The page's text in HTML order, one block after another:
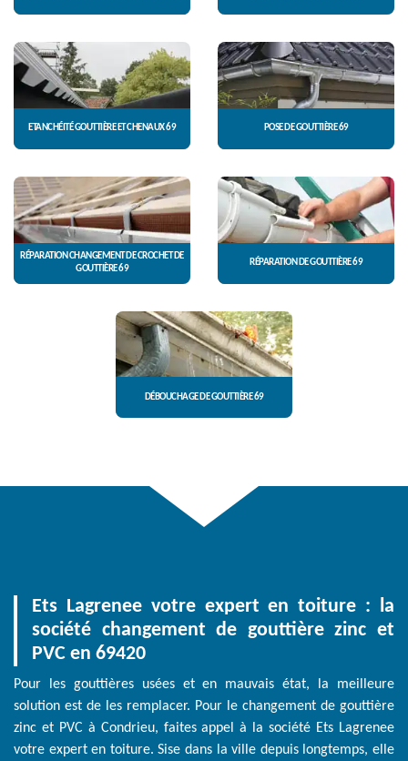
ETANCHÉITÉ GOUTTIÈRE ET CHENAUX 69 POSE DE GOUTTIÈRE 69
RÉPARATION CHANGEMENT DE CROCHET DE
GOUTTIÈRE 69
RÉPARATION DE GOUTTIÈRE 69
DÉBOUCHAGE DE GOUTTIÈRE 69
Ets Lagrenee votre expert en toiture : la
société changement de gouttière zinc et
PVC en 69420
Pour les gouttières usées et en mauvais état, la meilleure
solution est de les remplacer. Pour le changement de gouttière
zinc et PVC à Condrieu, faites appel à la société Ets Lagrenee
votre expert en toiture. Sise dans la ville depuis longtemps, elle